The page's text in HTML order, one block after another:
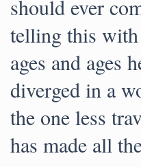
should ever
telling this with
ages and ages
diverged in a
the one less
has made all